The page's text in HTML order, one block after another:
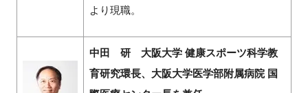
より現職。
中田 研 大阪大学 健康スポーツ科学教
育研究環長、大阪大学医学部附属病院 国